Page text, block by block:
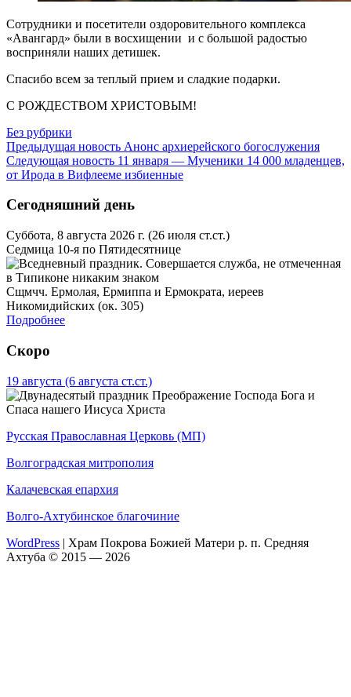
Сотрудники и посетители оздоровительного комплекса
«Авангард» были в восхищении и с большой радостью
восприняли наших детишек.
Спасибо всем за теплый прием и сладкие подарки.
С РОЖДЕСТВОМ ХРИСТОВЫМ!
Без рубрики
Предыдущая новость Анонс архиерейского богослужения
Следующая новость 11 января — Мученики 14 000 младенцев,
от Ирода в Вифлееме избиенные
Сегодняшний день
Суббота, 8 августа 2026 г. (26 июля ст.ст.)
Седмица 10-я по Пятидесятнице
Сщмчч. Ермолая, Ермиппа и Ермократа, иереев
Никомидийских (ок. 305)
Подробнее
Скоро
19 августа (6 августа ст.ст.)
Преображение Господа Бога и
Спаса нашего Иисуса Христа
Русская Православная Церковь (МП)
Волгоградская митрополия
Калачевская епархия
Волго-Ахтубинское благочиние
WordPress | Храм Покрова Божией Матери р. п. Средняя
Ахтуба © 2015 — 2026